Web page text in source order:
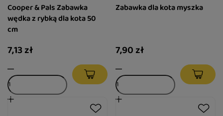
Cooper & Pals Zabawka
wędka z rybką dla kota 50
cm
7,13 zł
Zabawka dla kota myszka
7,90 zł